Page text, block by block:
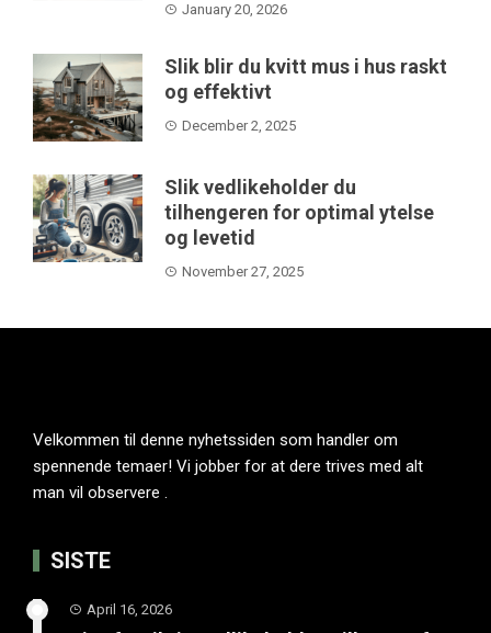
January 20, 2026
Slik blir du kvitt mus i hus raskt
og effektivt
December 2, 2025
Slik vedlikeholder du
tilhengeren for optimal ytelse
og levetid
November 27, 2025
Velkommen til denne nyhetssiden som handler om
spennende temaer! Vi jobber for at dere trives med alt
man vil observere .
SISTE
April 16, 2026